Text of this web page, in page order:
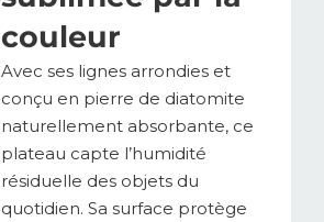
couleur
Avec ses lignes arrondies et
conçu en pierre de diatomite
naturellement absorbante, ce
plateau capte l’humidité
résiduelle des objets du
quotidien. Sa surface protège